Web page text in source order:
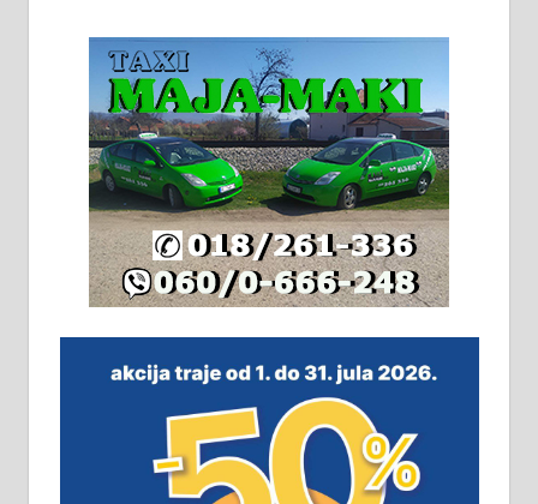
адресе. 063/71-74-023
Издајем комплетно опремљену
халу на Житковачком путу, на
плацу површине око 7 ари.
064/321-80-51; 063/102-35-25
На продају легализована, нова,
незавршена кућа површине 160
м2 са плацем од 8 ари у Зеленом
виру у Алексинцу. Могућа
ПОСЛОВНИ ОГЛАСИ